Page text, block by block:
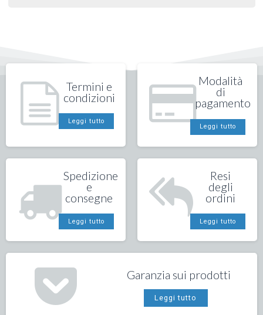
Termini e
condizioni
Leggi tutto
Modalità
di
pagamento
Leggi tutto
Spedizione
e
consegne
Leggi tutto
Resi
degli
ordini
Leggi tutto
Garanzia sui prodotti
Leggi tutto